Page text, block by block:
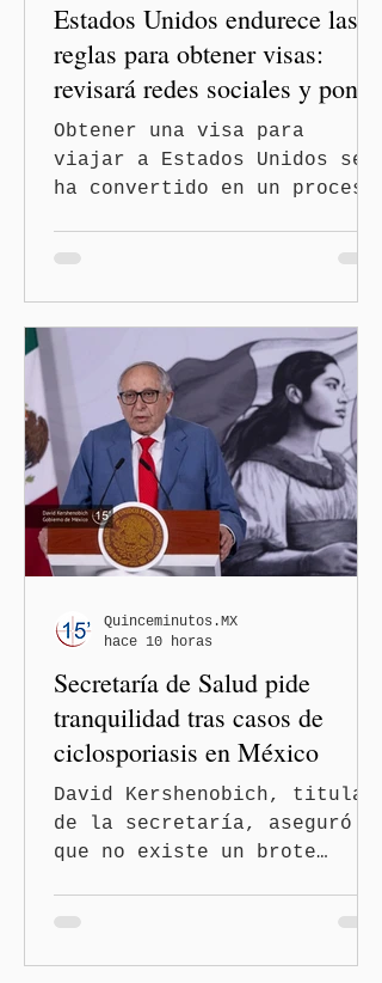
diplomáticas con el mu
Estados Unidos endurece las
reglas para obtener visas:
revisará redes sociales y pone
freno al Turismo de
Nacimiento
Obtener una visa para
viajar a Estados Unidos se
ha convertido en un proceso
Estado amplió la revisión
de la presencia digital de
los solicitantes, mientras
Washington busca cerrar el
paso al llamado “turismo de
nacimiento” y reforzar los
controles migratorios.
Secretaría de Salud pide
tranquilidad tras casos de
ciclosporiasis en México
David Kershenobich, titular
de la secretaría, aseguró
que no existe un brote
secretario de Salud
Quinceminutos.MX
hace 10 horas